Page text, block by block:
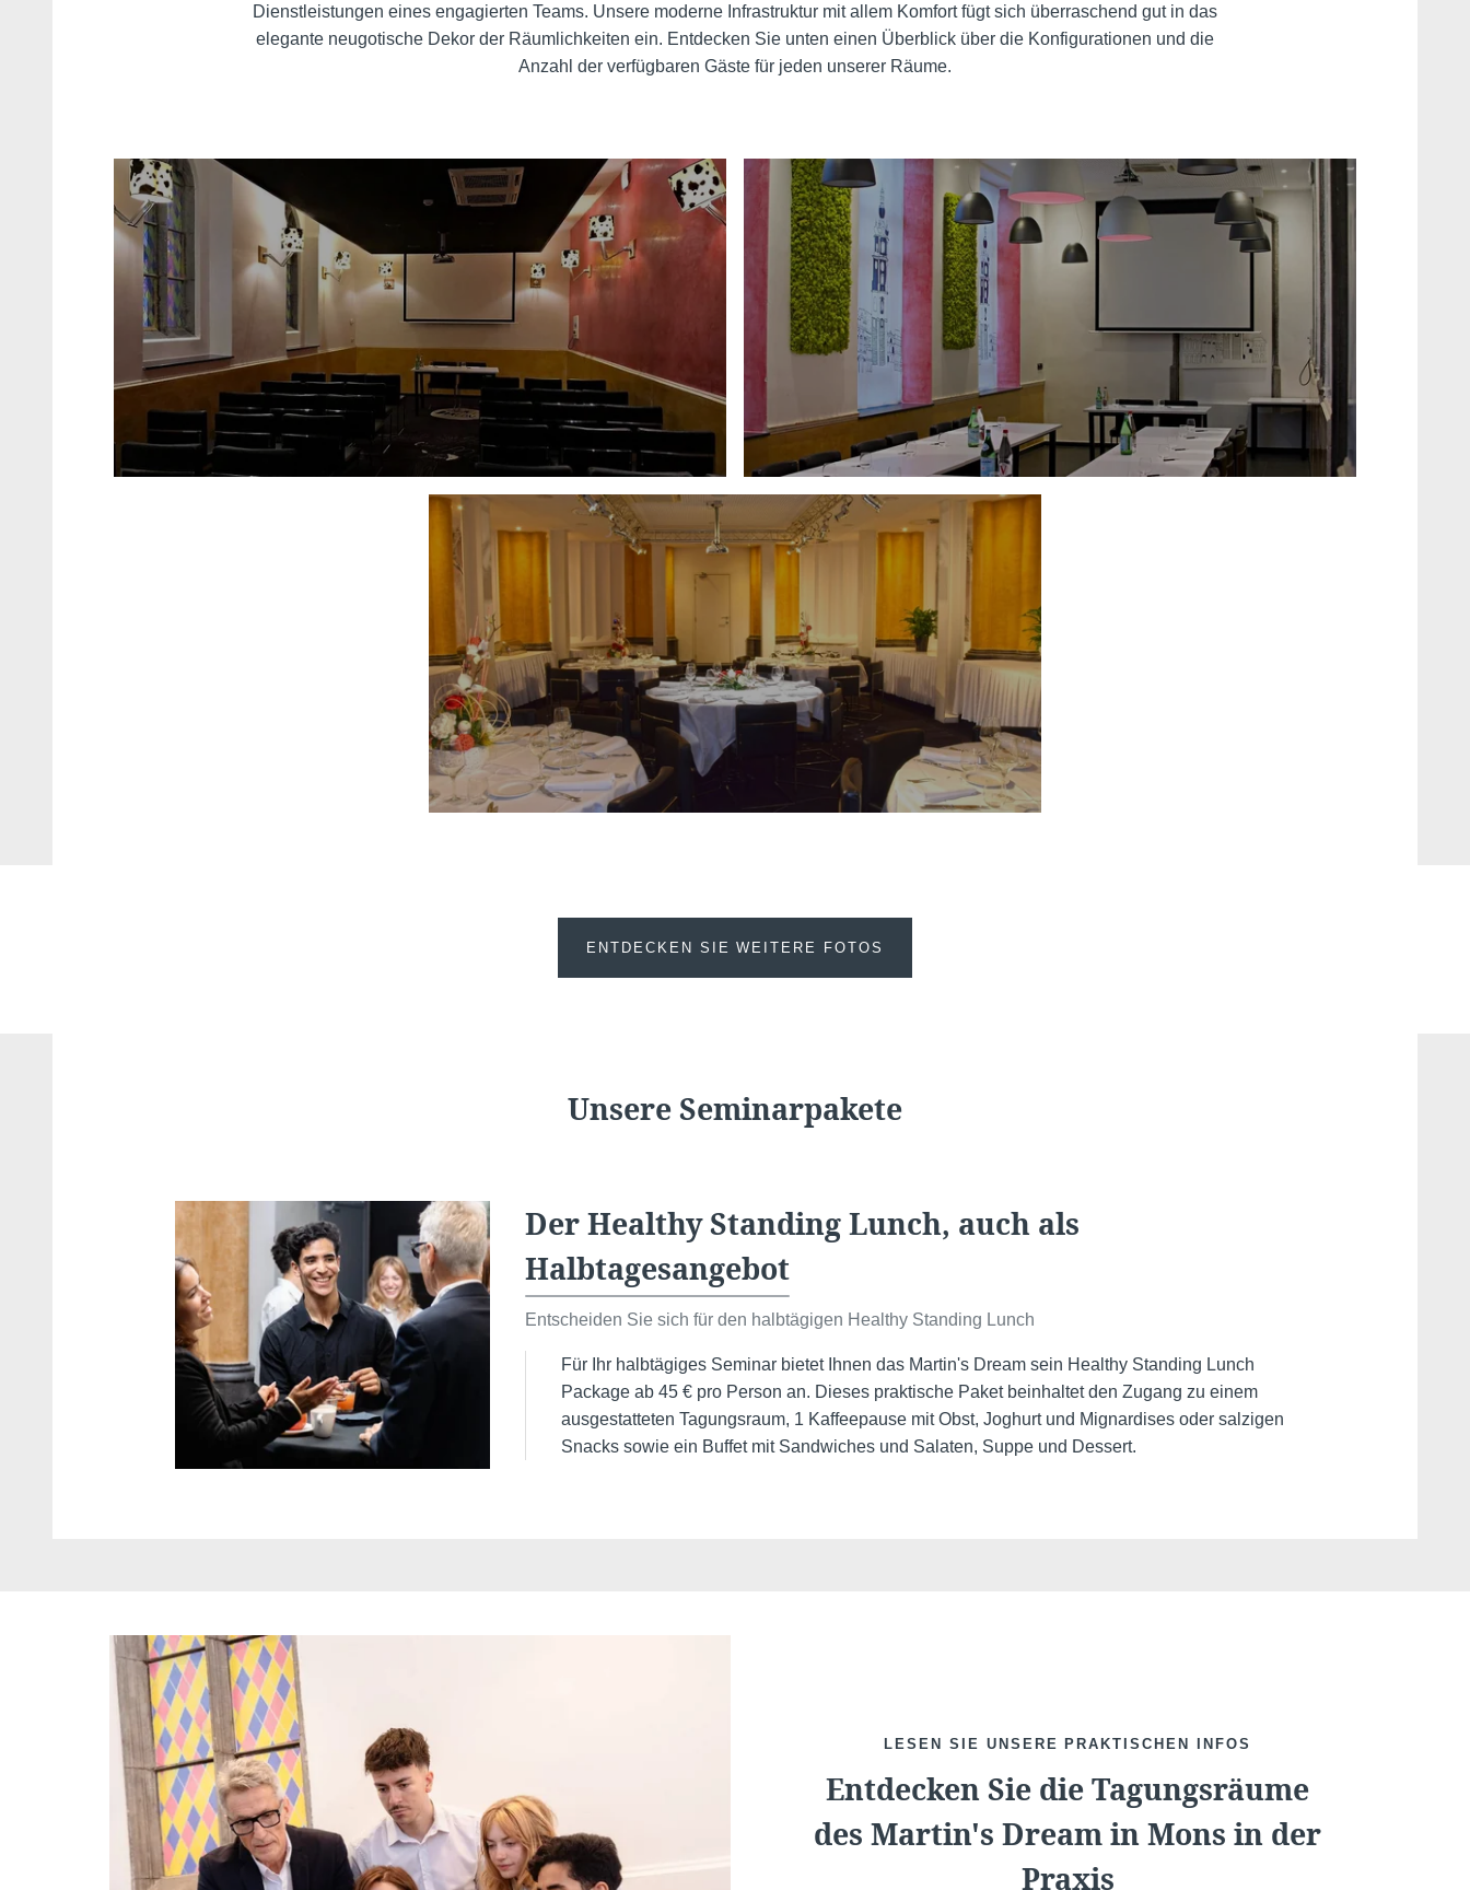
Dienstleistungen eines engagierten Teams. Unsere moderne Infrastruktur mit allem Komfort fügt sich überraschend gut in das
elegante neugotische Dekor der Räumlichkeiten ein. Entdecken Sie unten einen Überblick über die Konfigurationen und die
Anzahl der verfügbaren Gäste für jeden unserer Räume.
ENTDECKEN SIE WEITERE FOTOS
Unsere Seminarpakete
Der Healthy Standing Lunch, auch als
Halbtagesangebot
Entscheiden Sie sich für den halbtägigen Healthy Standing Lunch
Für Ihr halbtägiges Seminar bietet Ihnen das Martin's Dream sein Healthy Standing Lunch
Package ab 45 € pro Person an. Dieses praktische Paket beinhaltet den Zugang zu einem
ausgestatteten Tagungsraum, 1 Kaffeepause mit Obst, Joghurt und Mignardises oder salzigen
Snacks sowie ein Buffet mit Sandwiches und Salaten, Suppe und Dessert.
LESEN SIE UNSERE PRAKTISCHEN INFOS
Entdecken Sie die Tagungsräume
des Martin's Dream in Mons in der
Praxis
Praktische
Kontakt